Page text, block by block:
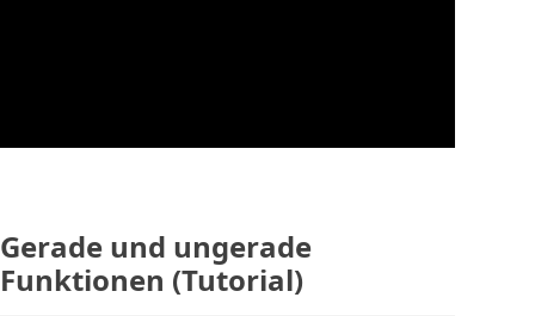
Gerade und ungerade
Funktionen (Tutorial)